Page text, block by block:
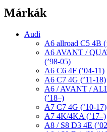
Márkák
Audi
A6 allroad C5 4B
A6 AVANT /
(’98-05)
A6 C6 4F (’04-11)
A6 C7 4G (’11-18)
A6 / AVANT /
(’18–)
A7 C7 4G (’10-17)
A7 4K/4KA (’17–)
A8 / S8 D3 4E